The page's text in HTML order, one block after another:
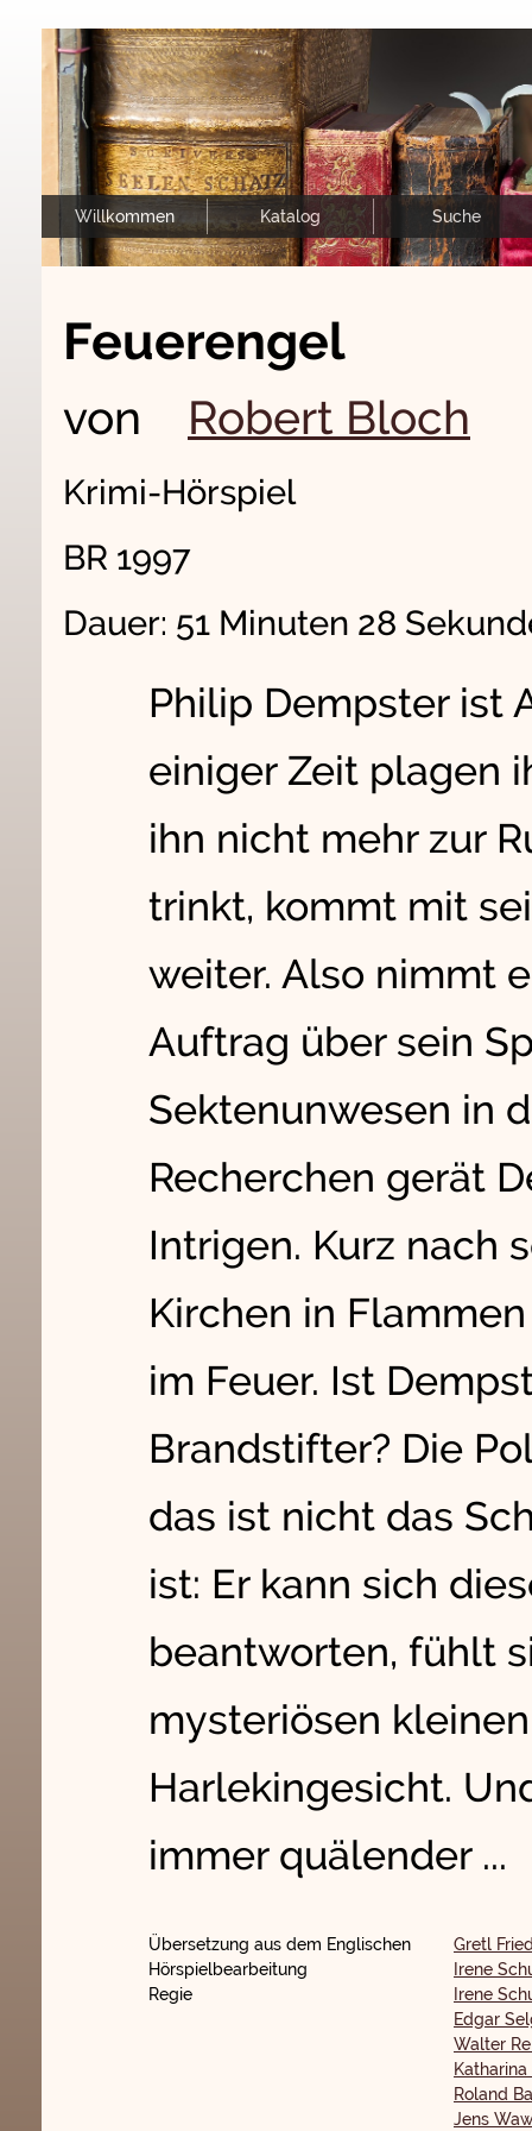
Willkommen Katalog Suche
Feuerengel
von Robert Bloch
Krimi-Hörspiel
BR 1997
Dauer: 51 Minuten 28
Philip Dempster ist
einiger Zeit plagen
ihn nicht mehr zur
trinkt, kommt mit
weiter. Also nimmt
Auftrag über sein
Sektenunwesen in
Recherchen gerät
Intrigen. Kurz nach
Kirchen in
im Feuer. Ist
Brandstifter? Die
das ist nicht das
ist: Er kann sich
beantworten, fühlt
mysteriösen
Harlekingesicht.
immer quälender ...
Übersetzung aus dem Englischen
Gretl
Hörspielbearbeitung
Irene
Regie
Irene
Edgar
Walter
Roland
Jens